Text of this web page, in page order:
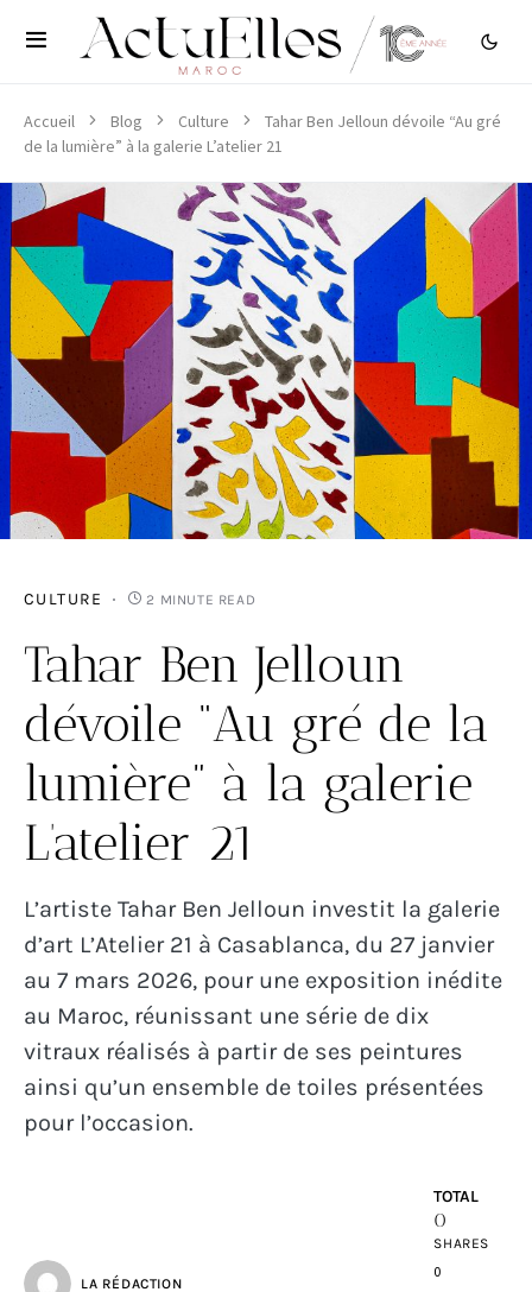
Accueil Blog Culture
Tahar Ben Jelloun dévoile “Au gré
de la lumière” à la galerie L’atelier 21
CULTURE 2 MINUTE READ
Tahar Ben Jelloun
dévoile “Au gré de la
lumière” à la galerie
L’atelier 21
L’artiste Tahar Ben Jelloun investit la galerie
d’art L’Atelier 21 à Casablanca, du 27 janvier
au 7 mars 2026, pour une exposition inédite
au Maroc, réunissant une série de dix
vitraux réalisés à partir de ses peintures
ainsi qu’un ensemble de toiles présentées
pour l’occasion.
LA RÉDACTION
TOTAL
0
SHARES
0